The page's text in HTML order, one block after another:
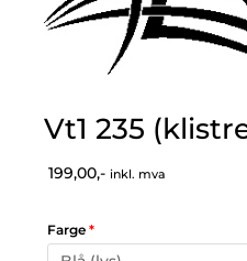
Vt1 235
199,00,- inkl. mva
Farge *